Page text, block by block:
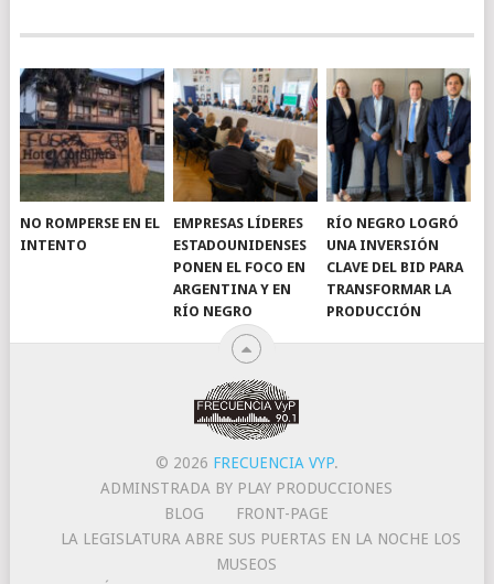
NO ROMPERSE EN EL
INTENTO
EMPRESAS LÍDERES
ESTADOUNIDENSES
PONEN EL FOCO EN
ARGENTINA Y EN
RÍO NEGRO
RÍO NEGRO LOGRÓ
UNA INVERSIÓN
CLAVE DEL BID PARA
TRANSFORMAR LA
PRODUCCIÓN
© 2026 FRECUENCIA VYP.
ADMINSTRADA BY PLAY PRODUCCIONES
BLOG
FRONT-PAGE
LA LEGISLATURA ABRE SUS PUERTAS EN LA NOCHE LOS
MUSEOS